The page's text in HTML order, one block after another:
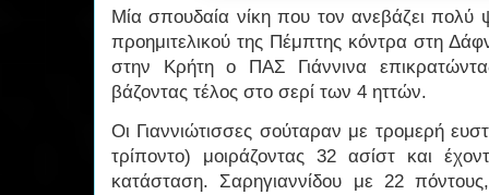
Μία σπουδαία νίκη που τον ανεβάζει πολύ
προημιτελικού της Πέμπτης κόντρα στη
στην Κρήτη ο ΠΑΣ Γιάννινα
βάζοντας τέλος στο σερί των 4 ηττών.
Οι Γιαννιώτισσες σούταραν με τρομερή
τρίποντο) μοιράζοντας 32 ασίστ και
κατάσταση. Σαρηγιαννίδου με 22